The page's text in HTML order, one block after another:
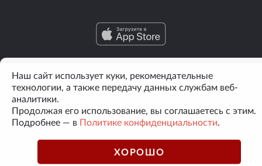
Наш сайт использует куки, рекомендательные
технологии, а также передачу данных службам веб-
аналитики.
Продолжая его использование, вы соглашаетесь с этим.
Подробнее — в Политике конфиденциальности.
ХОРОШО